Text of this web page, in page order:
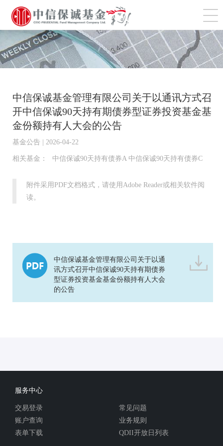
切
中信保诚基金管理有限公司关于以通讯方式召
开中信保诚90天持有期债券型证券投资基金基
金份额持有人大会的公告
基金公告 | 2026-04-22
相关基金： 中信保诚90天持有债券A 中信保诚90天持有债券C
附件采用PDF文档格式，请使用Adobe Reader或相关软件阅
读。
中信保诚基金管理有限公司关于以通
讯方式召开中信保诚90天持有期债券
型证券投资基金基金份额持有人大会
的公告
服务中心
交易登录
账户查询
表单下载
常见问题
业务规则
QDII开放日列表